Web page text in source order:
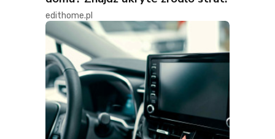
edithome.pl